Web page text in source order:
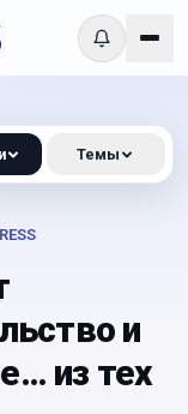
и
из тех
Темы